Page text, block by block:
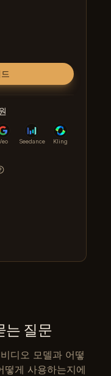
Seedance Kling
는 질문
디오 모델과 어떻
게 사용하는지에